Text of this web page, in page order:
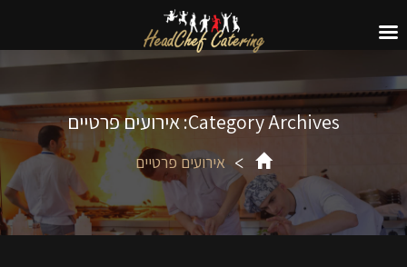
Category Archives: אירועים פרטיים
אירועים פרטיים